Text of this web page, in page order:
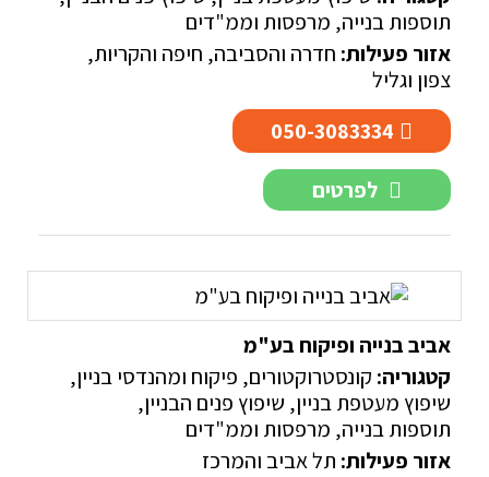
תוספות בנייה, מרפסות וממ"דים
אזור פעילות: חדרה והסביבה, חיפה והקריות,
צפון וגליל
050-3083334
לפרטים
אביב בנייה ופיקוח בע"מ
קטגוריה: קונסטרוקטורים, פיקוח ומהנדסי בניין,
שיפוץ מעטפת בניין, שיפוץ פנים הבניין,
תוספות בנייה, מרפסות וממ"דים
אזור פעילות: תל אביב והמרכז